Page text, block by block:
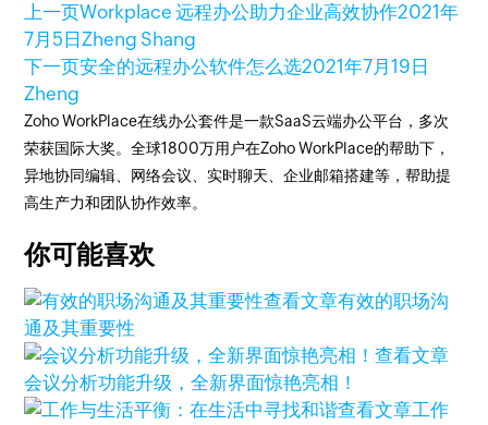
上一页Workplace 远程办公助力企业高效协作2021年
7月5日Zheng Shang
下一页安全的远程办公软件怎么选2021年7月19日
Zheng
Zoho WorkPlace在线办公套件是一款SaaS云端办公平台，多次
荣获国际大奖。全球1800万用户在Zoho WorkPlace的帮助下，
异地协同编辑、网络会议、实时聊天、企业邮箱搭建等，帮助提
高生产力和团队协作效率。
你可能喜欢
查看文章有效的职场沟
通及其重要性
查看文章
会议分析功能升级，全新界面惊艳亮相！
查看文章工作